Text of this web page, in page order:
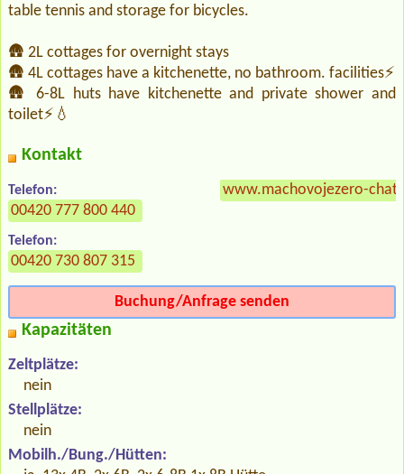
table tennis and storage for bicycles.
🛖 2L cottages for overnight stays
🛖 4L cottages have a kitchenette, no bathroom. facilities⚡
🛖 6-8L huts have kitchenette and private shower and
toilet⚡💧
Kontakt
Telefon:
00420 777 800 440
Telefon:
00420 730 807 315
www.machovojezero-
Buchung/Anfrage senden
Kapazitäten
Zeltplätze:
nein
Stellplätze:
nein
Mobilh./Bung./Hütten: